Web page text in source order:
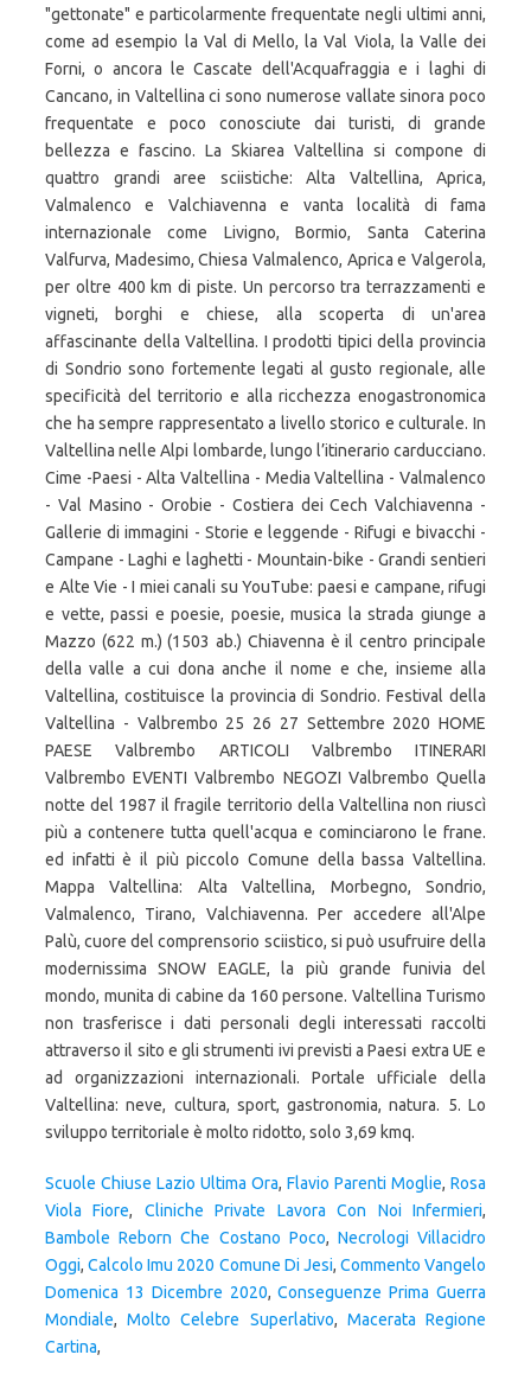
"gettonate" e particolarmente frequentate negli ultimi anni,
come ad esempio la Val di Mello, la Val Viola, la Valle dei
Forni, o ancora le Cascate dell'Acquafraggia e i laghi di
Cancano, in Valtellina ci sono numerose vallate sinora poco
frequentate e poco conosciute dai turisti, di grande
bellezza e fascino. La Skiarea Valtellina si compone di
quattro grandi aree sciistiche: Alta Valtellina, Aprica,
Valmalenco e Valchiavenna e vanta località di fama
internazionale come Livigno, Bormio, Santa Caterina
Valfurva, Madesimo, Chiesa Valmalenco, Aprica e Valgerola,
per oltre 400 km di piste. Un percorso tra terrazzamenti e
vigneti, borghi e chiese, alla scoperta di un'area
affascinante della Valtellina. I prodotti tipici della provincia
di Sondrio sono fortemente legati al gusto regionale, alle
specificità del territorio e alla ricchezza enogastronomica
che ha sempre rappresentato a livello storico e culturale. In
Valtellina nelle Alpi lombarde, lungo l’itinerario carducciano.
Cime -Paesi - Alta Valtellina - Media Valtellina - Valmalenco
- Val Masino - Orobie - Costiera dei Cech Valchiavenna -
Gallerie di immagini - Storie e leggende - Rifugi e bivacchi -
Campane - Laghi e laghetti - Mountain-bike - Grandi sentieri
e Alte Vie - I miei canali su YouTube: paesi e campane, rifugi
e vette, passi e poesie, poesie, musica la strada giunge a
Mazzo (622 m.) (1503 ab.) Chiavenna è il centro principale
della valle a cui dona anche il nome e che, insieme alla
Valtellina, costituisce la provincia di Sondrio. Festival della
Valtellina - Valbrembo 25 26 27 Settembre 2020 HOME
PAESE Valbrembo ARTICOLI Valbrembo ITINERARI
Valbrembo EVENTI Valbrembo NEGOZI Valbrembo Quella
notte del 1987 il fragile territorio della Valtellina non riuscì
più a contenere tutta quell'acqua e cominciarono le frane.
ed infatti è il più piccolo Comune della bassa Valtellina.
Mappa Valtellina: Alta Valtellina, Morbegno, Sondrio,
Valmalenco, Tirano, Valchiavenna. Per accedere all'Alpe
Palù, cuore del comprensorio sciistico, si può usufruire della
modernissima SNOW EAGLE, la più grande funivia del
mondo, munita di cabine da 160 persone. Valtellina Turismo
non trasferisce i dati personali degli interessati raccolti
attraverso il sito e gli strumenti ivi previsti a Paesi extra UE e
ad organizzazioni internazionali. Portale ufficiale della
Valtellina: neve, cultura, sport, gastronomia, natura. 5. Lo
sviluppo territoriale è molto ridotto, solo 3,69 kmq.
Scuole Chiuse Lazio Ultima Ora, Flavio Parenti Moglie, Rosa
Viola Fiore, Cliniche Private Lavora Con Noi Infermieri,
Bambole Reborn Che Costano Poco, Necrologi Villacidro
Oggi,Calcolo Imu 2020 Comune Di Jesi, Commento Vangelo
Domenica 13 Dicembre 2020,Conseguenze Prima Guerra
Mondiale,Molto Celebre Superlativo, Macerata Regione
Cartina,